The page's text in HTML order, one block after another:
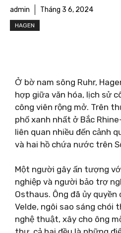
admin Tháng 3 6, 2024
HAGEN
Ở bờ nam sông Ruhr,
hợp giữa văn hóa, lịch sử
công viên rộng mở. Trên
phố xanh nhất ở Bắc
liên quan nhiều đến cảnh
và hai hồ chứa nước trên
Một người gây ấn tượng
nghiệp và người bảo trợ
Osthaus. Ông đã ủy quyền
Velde, ngôi sao sáng chói
nghệ thuật, xây cho ông